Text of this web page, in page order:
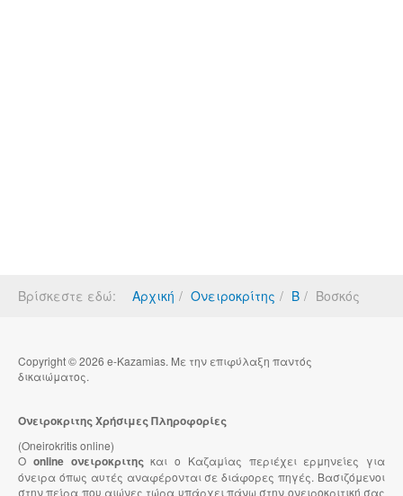
Βρίσκεστε εδώ: Αρχική Ονειροκρίτης Β Βοσκός
Copyright © 2026 e-Kazamias. Με την επιφύλαξη παντός
δικαιώματος.
Ονειροκριτης Χρήσιμες Πληροφορίες
(Oneirokritis online)
Ο online ονειροκριτηςκαι ο Καζαμίας περιέχει ερμηνείες για
όνειρα όπως αυτές αναφέρονται σε διάφορες πηγές. Βασιζόμενοι
στην πείρα που αιώνες τώρα υπάρχει πάνω στην ονειροκριτική σας